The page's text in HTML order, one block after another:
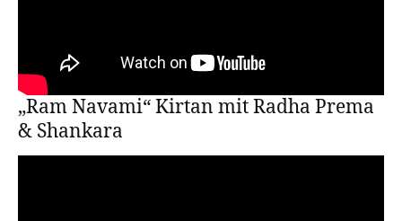
„Ram Navami“ Kirtan mit Radha Prema
& Shankara